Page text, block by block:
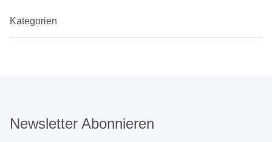
Kategorien
Newsletter Abonnieren